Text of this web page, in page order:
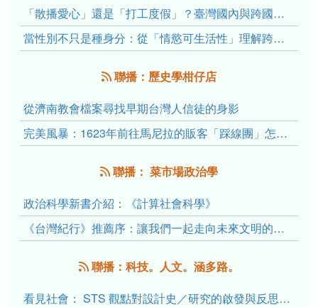
「散播愛心」還是「打工度假」？臺灣國內與跨國捐卵的利他修辭、金錢動機與身體代價
當性別不只是種身分：從「情慾可生活性」理解跨性別者的身體、慾望與認同探索
聯播：歷史學柑仔店
從濟南教會檔案尋找早期台灣人信徒的身影
完美風暴：1623年前往馬尼拉的販客「踩線團」怎麼會困死於澎湖?
聯播： 菜市場政治學
政治科學新書介紹：《計算社會科學》
《台灣紀行》推薦序：讓我們一起走向未來文明的備忘錄
聯播：科技。人文。涵多路。
看見社會： STS 觀點對設計史／研究的啟發與反思（下）